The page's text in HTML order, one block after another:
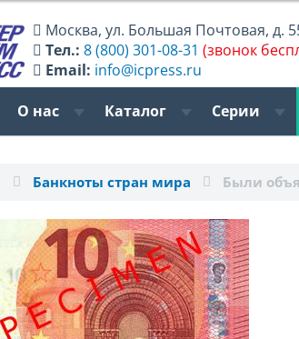
Москва,ул. Большая Почтовая, д.
Тел.: 8 (800) 301-08-31 (звонок
Email: info@icpress.ru
О нас Каталог Серии
Банкноты стран мира Были